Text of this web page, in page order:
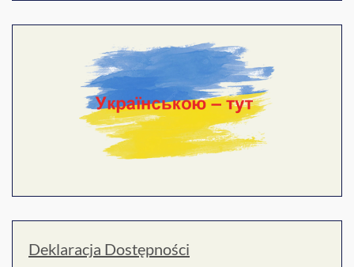
Deklaracja Dostępności